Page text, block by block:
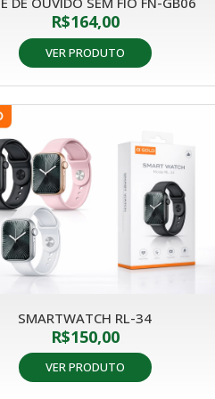
R$164,00
VER PRODUTO
SMARTWATCH RL-34
R$150,00
VER PRODUTO